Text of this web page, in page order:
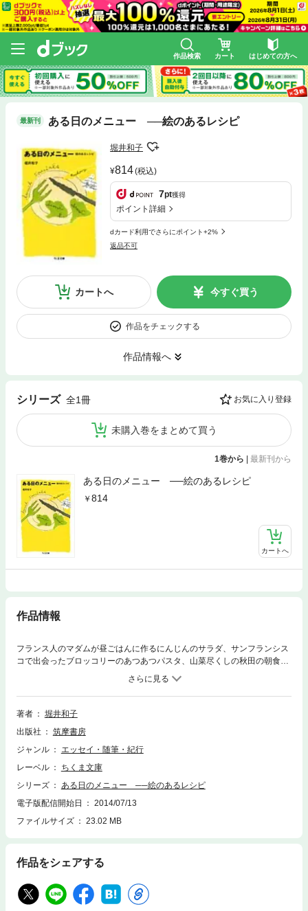
作品検索 カート はじめての方へ
最新刊 ある日のメニュー ──絵のあるレシピ
堀井和子
814(税込)
7pt獲得
ポイント詳細
dカード利用でさらにポイント+2%
返品不可
カートへ 今すぐ買う
作品をチェックする
作品情報へ
シリーズ 全1冊 お気に入り登録
未購入巻をまとめて買う
1巻から | 最新刊から
ある日のメニュー ──絵のあるレシピ
814
カートへ
作品情報
フランス人のマダムが昼ごはんに作るにんじんのサラダ、サンフランシス
コで出会ったブロッコリーのあつあつパスタ、山菜尽くしの秋田の朝食。
はっとした「おいしい」記憶は、いつしかわが家の得意のメニューに。た
くさんのイラストとともに綴られる堀井さんちのふだんのメニュー。
著者
堀井和子
出版社
筑摩書房
ジャンル
エッセイ・随筆・紀行
レーベル
ちくま文庫
シリーズ
ある日のメニュー ──絵のあるレシピ
電子版配信開始日
2014/07/13
ファイルサイズ
23.02 MB
作品をシェアする